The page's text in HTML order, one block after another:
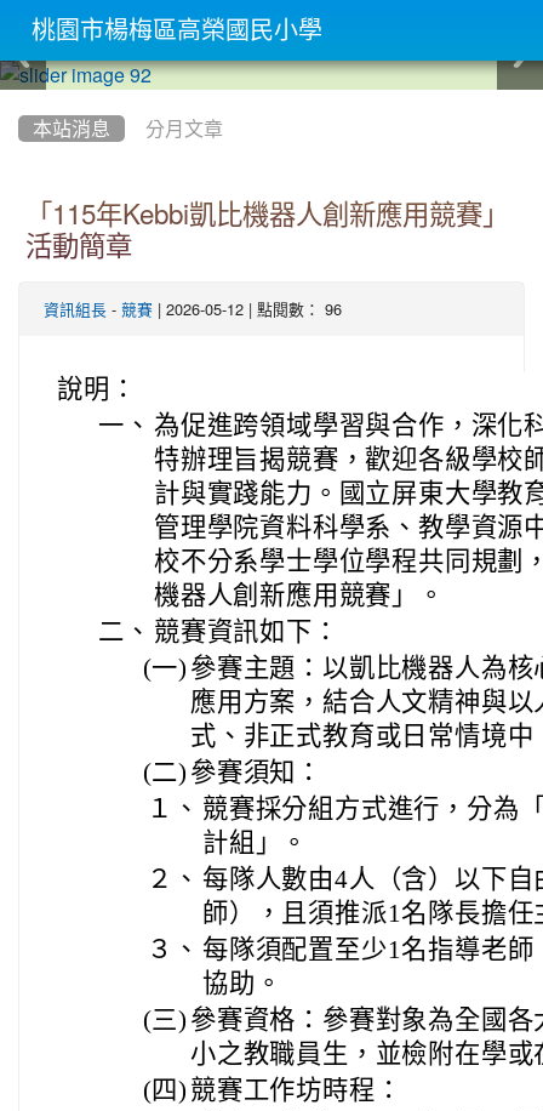
本站消息 分月文章
「115年Kebbi凱比機器人創新應用競賽」
活動簡章
資訊組長 - 競賽 | 2026-05-12 | 點閱數： 96
說明：
一、 為促進跨領域學習與合作，深化
特辦理旨揭競賽，歡迎各級學校
計與實踐能力。國立屏東大學教
管理學院資料科學系、教學資源
校不分系學士學位學程共同規劃
機器人創新應用競賽」。
二、 競賽資訊如下：
(一) 參賽主題：以凱比機器人為
應用方案，結合人文精神與
式、非正式教育或日常情境中
(二) 參賽須知：
１、 競賽採分組方式進行，分為
計組」。
２、 每隊人數由4人（含）以下
師），且須推派1名隊長擔任
３、 每隊須配置至少1名指導老
協助。
(三) 參賽資格：參賽對象為全國
小之教職員生，並檢附在學
(四) 競賽工作坊時程：
桃園市楊梅區高榮國民小學